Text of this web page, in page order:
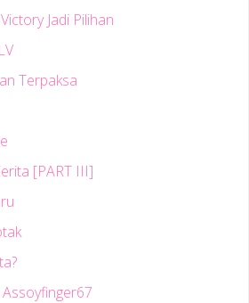
Jadi Pilihan
Terpaksa
[PART III]